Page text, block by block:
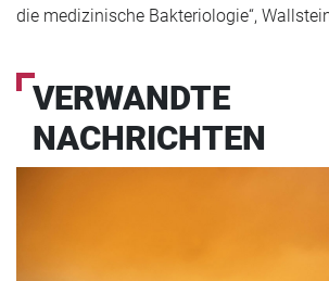
die medizinische Bakteriologie“,
VERWANDTE
NACHRICHTEN